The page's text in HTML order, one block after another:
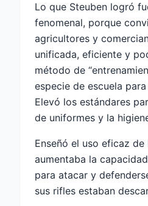
Lo que Steuben logró
fenomenal, porque
agricultores y
unificada, eficiente y
método de
especie de escuela
Elevó los estándares
de uniformes y la
Enseñó el uso eficaz
aumentaba la
para atacar y
sus rifles estaban